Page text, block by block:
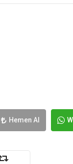
Hemen Al